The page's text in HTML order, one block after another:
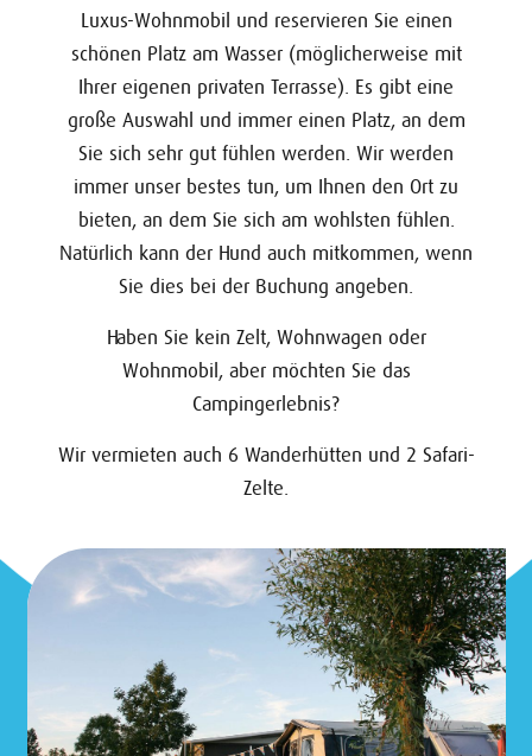
Luxus-Wohnmobil und reservieren Sie einen
schönen Platz am Wasser (möglicherweise mit
Ihrer eigenen privaten Terrasse). Es gibt eine
große Auswahl und immer einen Platz, an dem
Sie sich sehr gut fühlen werden. Wir werden
immer unser bestes tun, um Ihnen den Ort zu
bieten, an dem Sie sich am wohlsten fühlen.
Natürlich kann der Hund auch mitkommen, wenn
Sie dies bei der Buchung angeben.
Haben Sie kein Zelt, Wohnwagen oder
Wohnmobil, aber möchten Sie das
Campingerlebnis?
Wir vermieten auch 6 Wanderhütten und 2 Safari-
Zelte.